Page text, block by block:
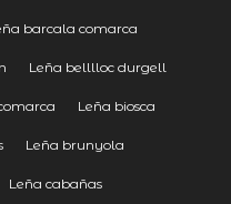
barcala comarca
Leña belllloc durgell
Leña biosca
Leña brunyola
Leña cabañas